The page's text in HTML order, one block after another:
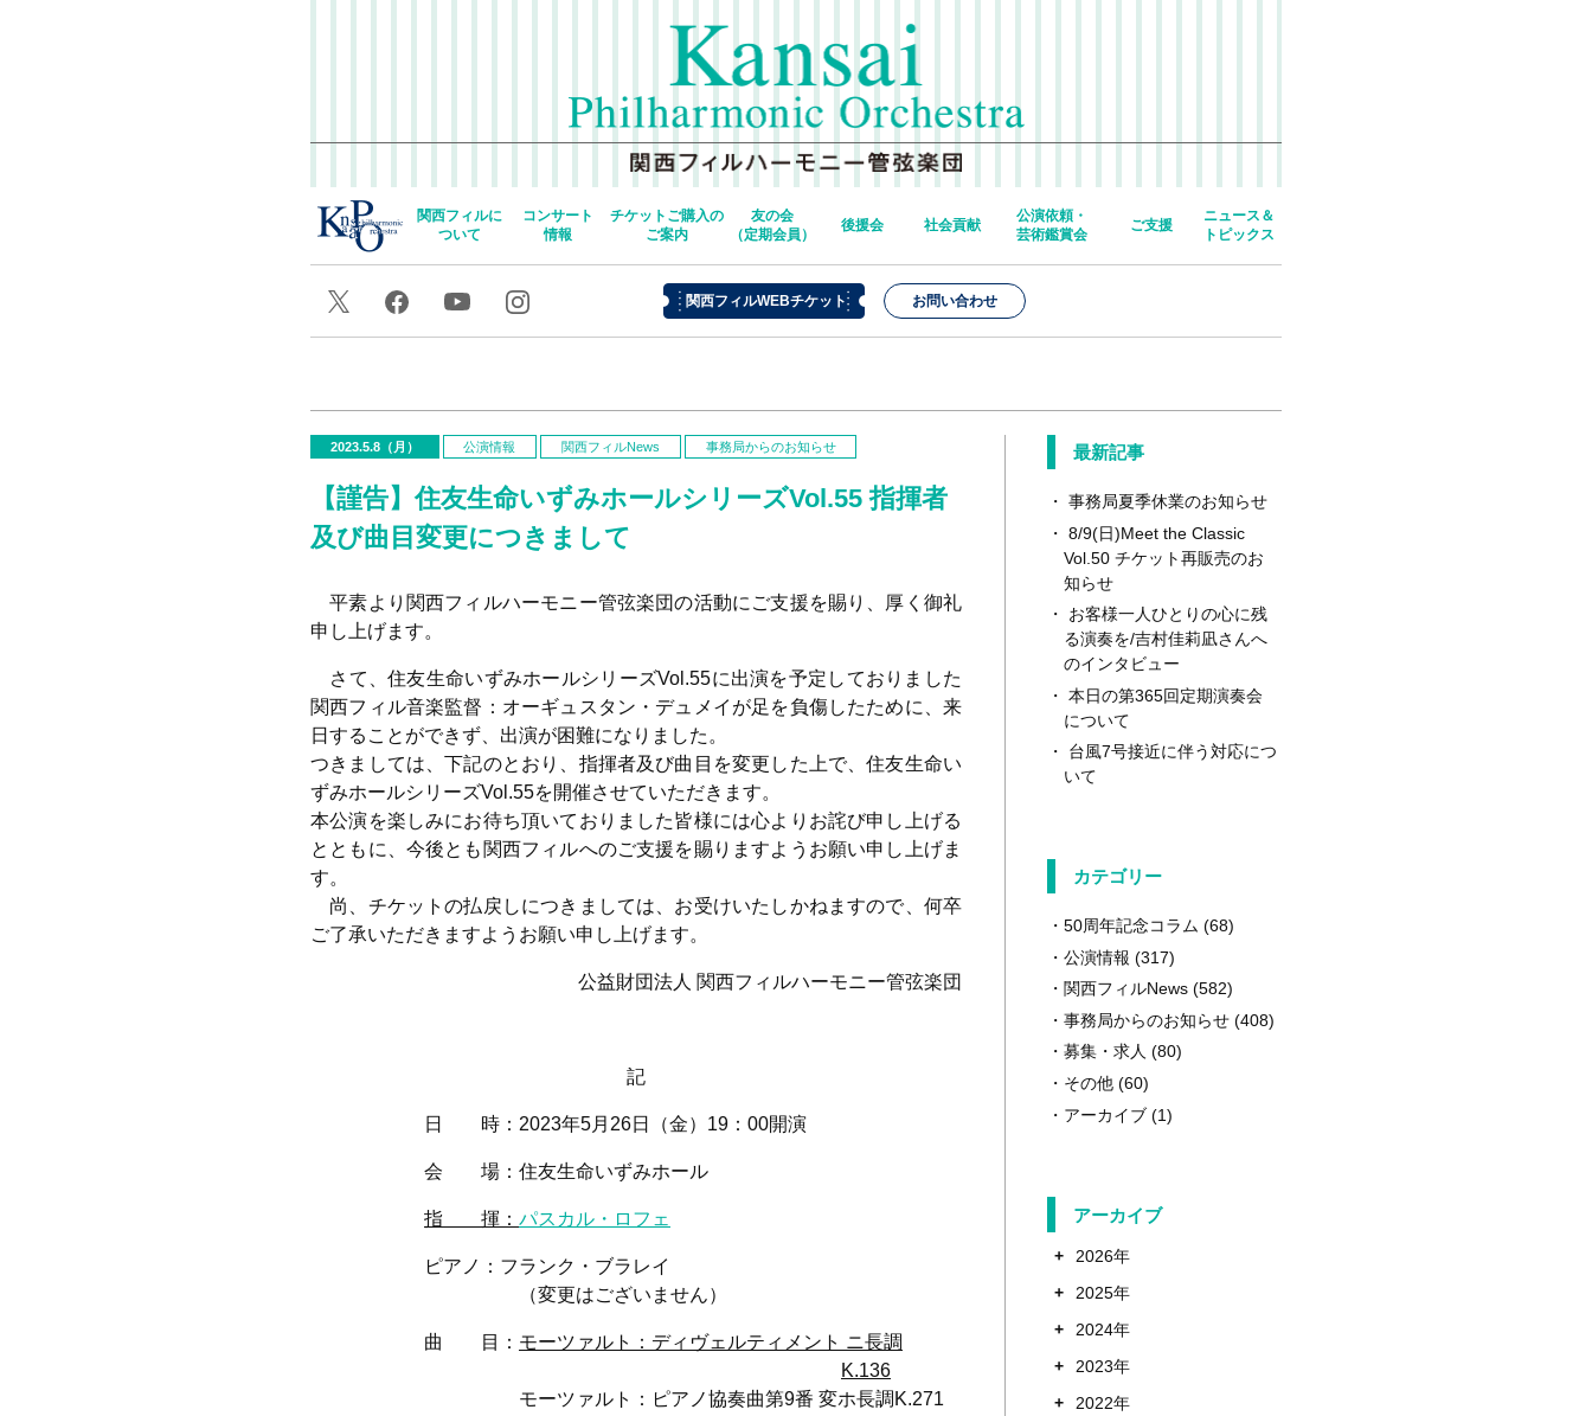
関西フィルに
ついて
コンサート
情報
チケットご購入の
ご案内
友の会
（定期会員）
後援会 社会貢献
公演依頼・
芸術鑑賞会
ご支援
ニュース＆
トピックス
関西フィルWEBチケット お問い合わせ
2023.5.8（月） 公演情報 関西フィルNews 事務局からのお知らせ
【謹告】住友生命いずみホールシリーズVol.55 指揮者
及び曲目変更につきまして
平素より関西フィルハーモニー管弦楽団の活動にご支援を賜り、厚く御礼
申し上げます。
さて、住友生命いずみホールシリーズVol.55に出演を予定しておりました
関西フィル音楽監督：オーギュスタン・デュメイが足を負傷したために、来
日することができず、出演が困難になりました。
つきましては、下記のとおり、指揮者及び曲目を変更した上で、住友生命い
ずみホールシリーズVol.55を開催させていただきます。
本公演を楽しみにお待ち頂いておりました皆様には心よりお詫び申し上げる
とともに、今後とも関西フィルへのご支援を賜りますようお願い申し上げま
す。
尚、チケットの払戻しにつきましては、お受けいたしかねますので、何卒
ご了承いただきますようお願い申し上げます。
公益財団法人 関西フィルハーモニー管弦楽団
記
日 時： 2023年5月26日（金） 19 ： 00開演
会 場：住友生命いずみホール
指 揮： パスカル・ロフェ
ピアノ：フランク・ブラレイ
（変更はございません）
曲 目： モーツァルト：ディヴェルティメント ニ長調
K.136
モーツァルト：ピアノ協奏曲第9番 変ホ長調 K.271
最新記事
事務局夏季休業のお知らせ
8/9(日)Meet the Classic
Vol.50 チケット再販売のお
知らせ
お客様一人ひとりの心に残
る演奏を/吉村佳莉凪さんへ
のインタビュー
本日の第365回定期演奏会
について
台風7号接近に伴う対応につ
いて
カテゴリー
50周年記念コラム (68)
公演情報 (317)
関西フィルNews (582)
事務局からのお知らせ (408)
募集・求人 (80)
その他 (60)
アーカイブ (1)
アーカイブ
+
2026年
+
2025年
+
2024年
+
2023年
+
2022年